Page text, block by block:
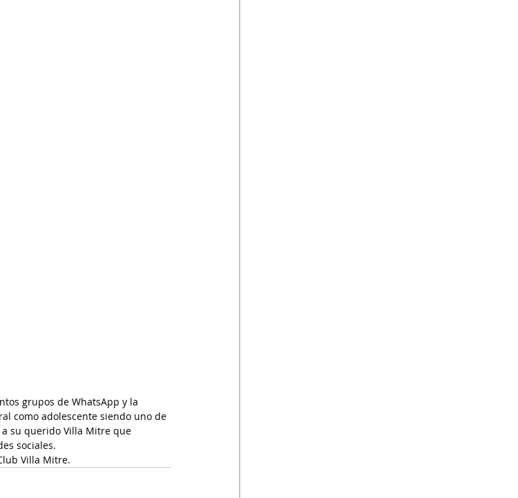
grupos de WhatsApp y la
como adolescente siendo uno de
su querido Villa Mitre que
sociales.
Villa Mitre.